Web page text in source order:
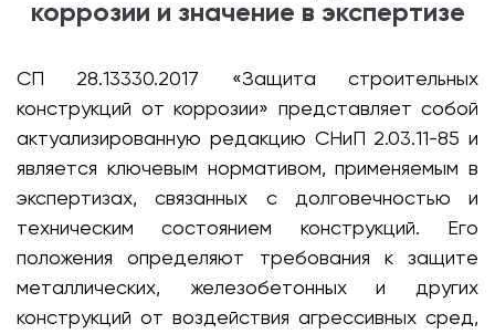
коррозии и значение в экспертизе
СП 28.13330.2017 «Защита строительных
конструкций от коррозии» представляет собой
актуализированную редакцию СНиП 2.03.11-85 и
является ключевым нормативом, применяемым в
экспертизах, связанных с долговечностью и
техническим состоянием конструкций. Его
положения определяют требования к защите
металлических, железобетонных и других
конструкций от воздействия агрессивных сред,